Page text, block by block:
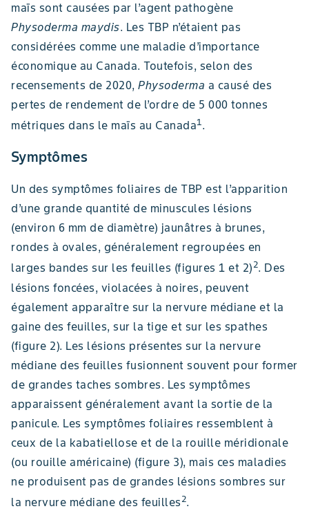
maïs sont causées par l’agent pathogène
Physoderma maydis. Les TBP n’étaient pas
considérées comme une maladie d’importance
économique au Canada. Toutefois, selon des
recensements de 2020, Physoderma a causé des
pertes de rendement de l’ordre de 5 000 tonnes
métriques dans le maïs au Canada1.
Symptômes
Un des symptômes foliaires de TBP est l’apparition
d’une grande quantité de minuscules lésions
(environ 6 mm de diamètre) jaunâtres à brunes,
rondes à ovales, généralement regroupées en
larges bandes sur les feuilles (figures 1 et 2)2. Des
lésions foncées, violacées à noires, peuvent
également apparaître sur la nervure médiane et la
gaine des feuilles, sur la tige et sur les spathes
(figure 2). Les lésions présentes sur la nervure
médiane des feuilles fusionnent souvent pour former
de grandes taches sombres. Les symptômes
apparaissent généralement avant la sortie de la
panicule. Les symptômes foliaires ressemblent à
ceux de la kabatiellose et de la rouille méridionale
(ou rouille américaine) (figure 3), mais ces maladies
ne produisent pas de grandes lésions sombres sur
la nervure médiane des feuilles2.